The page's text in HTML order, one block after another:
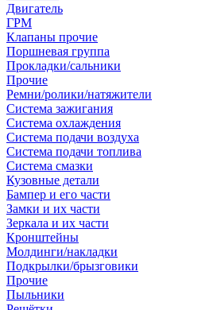
Двигатель
ГРМ
Клапаны прочие
Поршневая группа
Прокладки/сальники
Прочие
Ремни/ролики/натяжители
Система зажигания
Система охлаждения
Система подачи воздуха
Система подачи топлива
Система смазки
Кузовные детали
Бампер и его части
Замки и их части
Зеркала и их части
Кронштейны
Молдинги/накладки
Подкрылки/брызговики
Прочие
Пыльники